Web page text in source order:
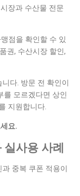
장과 수산물 전문
점을 확인할 수 있
권, 수산시장 할인,
다. 방문 전 확인이
를 모르겠다면 상인
지원합니다.
요.
사용 사례
과 중복 쿠폰 적용이